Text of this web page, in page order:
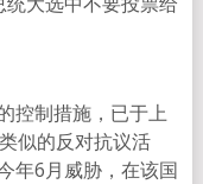
控制措施，已于上
似的反对抗议活
年6月威胁，在该国